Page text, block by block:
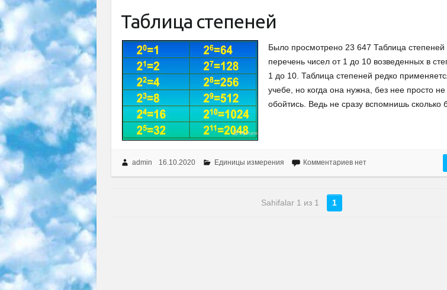
Таблица степеней
Было просмотрено 23 647 Таблица
перечень чисел от 1 до 10 возведенных в
1 до 10. Таблица степеней редко
учебе, но когда она нужна, без нее просто не
обойтись. Ведь не сразу вспомнишь сколько
admin 16.10.2020 Единицы измерения Комментариев нет
Sahifalar 1 из 1 1